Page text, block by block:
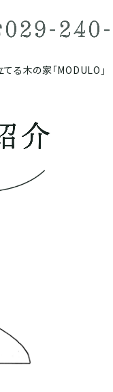
る木の家「MODULO」